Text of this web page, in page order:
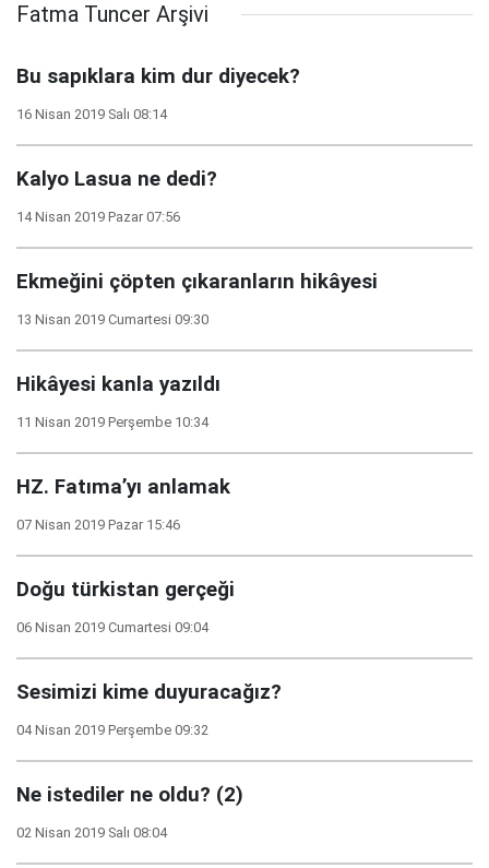
Fatma Tuncer Arşivi
Bu sapıklara kim dur diyecek?
16 Nisan 2019 Salı 08:14
Kalyo Lasua ne dedi?
14 Nisan 2019 Pazar 07:56
Ekmeğini çöpten çıkaranların hikâyesi
13 Nisan 2019 Cumartesi 09:30
Hikâyesi kanla yazıldı
11 Nisan 2019 Perşembe 10:34
HZ. Fatıma’yı anlamak
07 Nisan 2019 Pazar 15:46
Doğu türkistan gerçeği
06 Nisan 2019 Cumartesi 09:04
Sesimizi kime duyuracağız?
04 Nisan 2019 Perşembe 09:32
Ne istediler ne oldu? (2)
02 Nisan 2019 Salı 08:04